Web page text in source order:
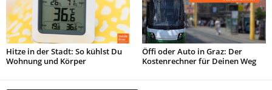
Hitze in der Stadt: So kühlst Du
Wohnung und Körper
Öffi oder Auto in Graz: Der
Kostenrechner für Deinen Weg